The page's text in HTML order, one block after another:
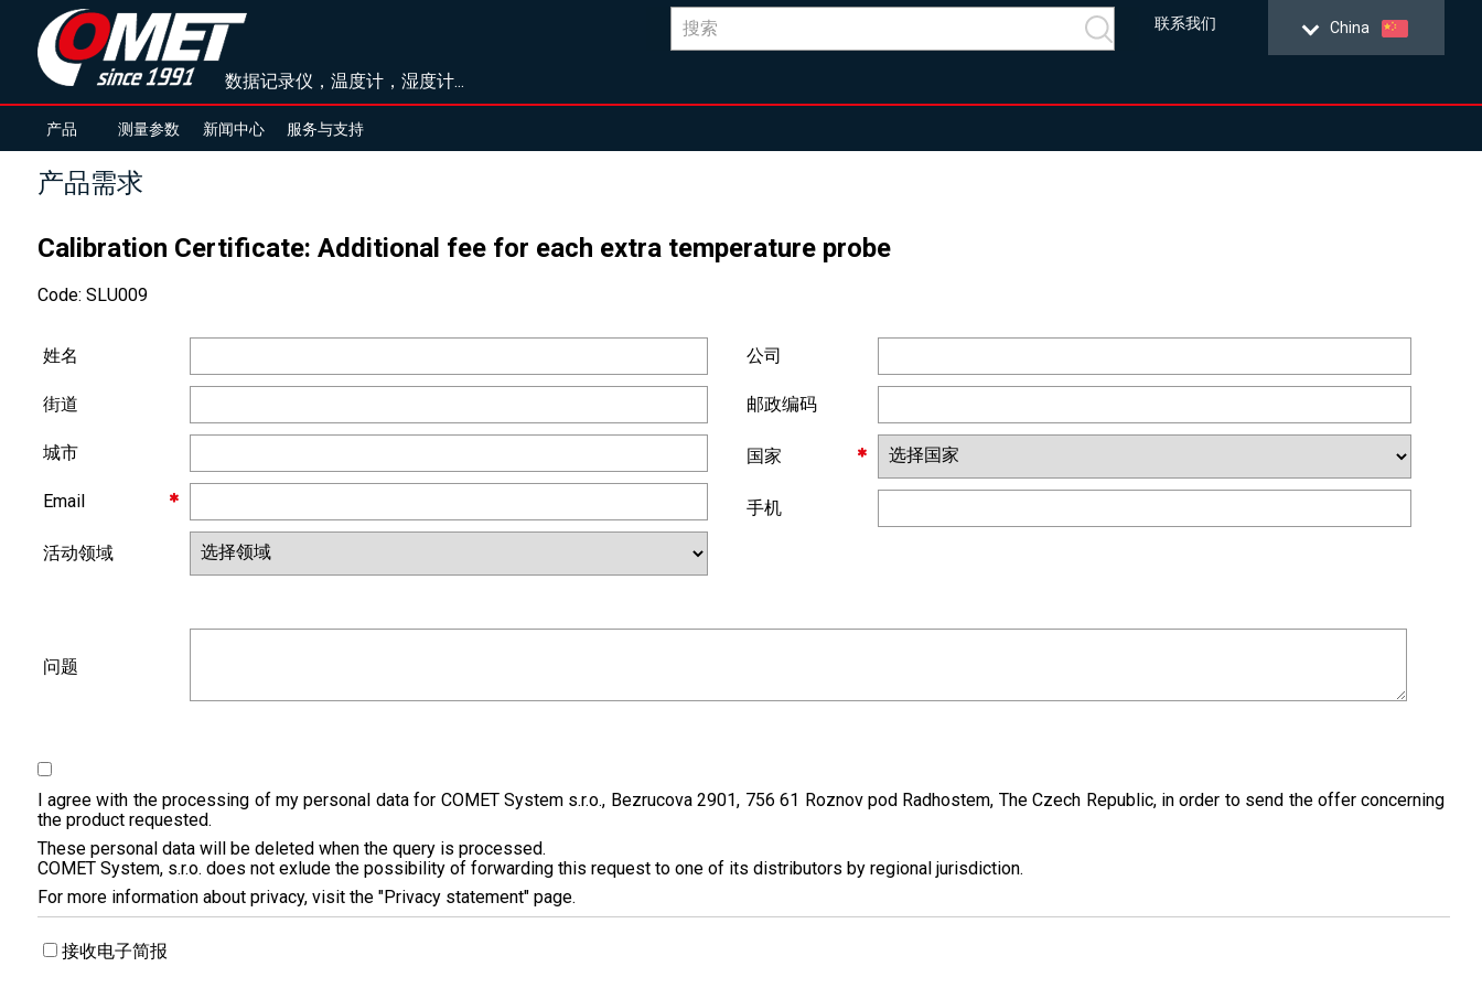
数据记录仪，温度计，湿度计...
China
联系我们
产品 测量参数 新闻中心 服务与支持
产品需求
Calibration Certificate: Additional fee for each extra temperature probe
Code: SLU009
姓名
街道
城市
Email
活动领域
公司
邮政编码
国家
手机
问题
I agree with the processing of my personal data for COMET System s.r.o., Bezrucova 2901, 756 61 Roznov pod Radhostem, The Czech Republic, in order to send the offer concerning
the product requested.
These personal data will be deleted when the query is processed.
COMET System, s.r.o. does not exlude the possibility of forwarding this request to one of its distributors by regional jurisdiction.
For more information about privacy, visit the "Privacy statement" page.
接收电子简报